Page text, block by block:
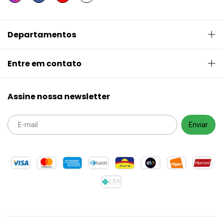
Departamentos
Entre em contato
Assine nossa newsletter